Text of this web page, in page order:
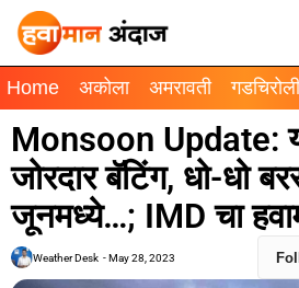
Home अकोला अमरावती गडचिरोली
Monsoon Update:
जोरदार बॅटिंग, धो-धो
जूनमध्ये…; IMD चा
Weather Desk -May 28, 2023